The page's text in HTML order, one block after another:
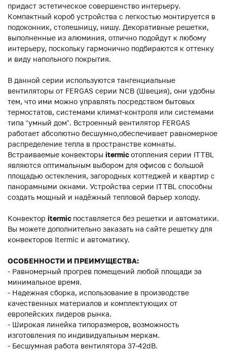
придаст эстетическое совершенство интерьеру.
Компактный короб устройства с легкостью монтируется в
подоконник, столешницу, нишу. Декоративные решетки,
выполненные из алюминия, отлично подойдут к любому
интерьеру, поскольку гармонично подбираются к оттенку
и виду напольного покрытия.
В данной серии используются тангенциальные
вентиляторы от FERGAS серии NCB (Швеция), они удобны
тем, что ими можно управлять посредством бытовых
термостатов, системами климат-контроля или системами
типа “умный дом”. Встроенный вентилятор FERGAS
работает абсолютно бесшумно,обеспечивает равномерное
распределение тепла в пространстве комнаты.
Встраиваемые конвекторы itermicотопления серии ITTBL
являются оптимальным выбором для офисов с большой
площадью остекления, загородных коттеджей и квартир с
панорамными окнами. Устройства серии ITTBL способны
создать мощный и надёжный тепловой барьер холоду.
Конвектор itermic поставляется без решетки и автоматики.
Вы можете дополнительно заказать на сайте решетку для
конвекторов Itermic и автоматику.
ОСОБЕННОСТИ И ПРЕИМУЩЕСТВА:
- Равномерный прогрев помещений любой площади за
минимальное время.
- Надежная сборка, использование в производстве
качественных материалов и комплектующих от
европейских лидеров рынка.
- Широкая линейка типоразмеров, возможность
изготовления по индивидуальным меркам.
- Бесшумная работа вентилятора 37-42dB.